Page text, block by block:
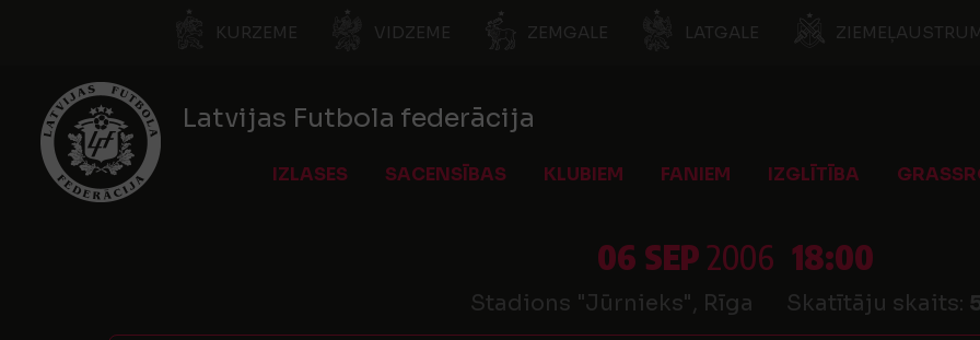
KURZEME VIDZEME ZEMGALE LATGALE
Latvijas Futbola federācija
IZLASES SACENSĪBAS KLUBIEM FANIEM IZGLĪTĪBA
06 SEP2006 18:00
Stadions "Jūrnieks", Rīga Skatītāju skaits: